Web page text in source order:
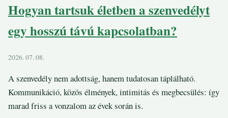
Hogyan tartsuk életben a szenvedélyt
egy hosszú távú kapcsolatban?
2026. 07. 08.
A szenvedély nem adottság, hanem tudatosan táplálható.
Kommunikáció, közös élmények, intimitás és megbecsülés: így
marad friss a vonzalom az évek során is.